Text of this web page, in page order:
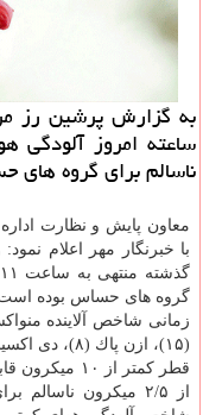
ناسالم برای گروه های
معاون پایش و نظارت
گروه های حساس بوده است.
(۱۵)، ازن پاك (۸)، دی اكسید نیتروژن قابل قبول (۸۲)،